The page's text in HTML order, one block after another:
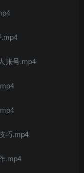
账号.mp4
巧.mp4
.mp4